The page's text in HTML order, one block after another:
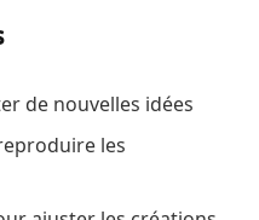
de nouvelles idées
les